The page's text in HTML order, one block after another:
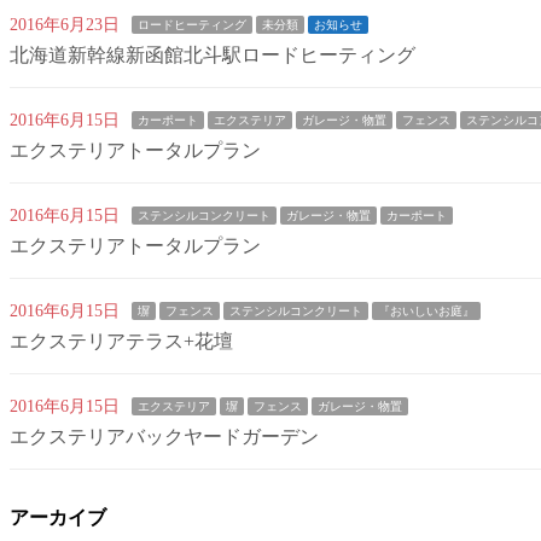
2016年6月23日 ロードヒーティング 未分類 お知らせ
北海道新幹線新函館北斗駅ロードヒーティング
2016年6月15日 カーポート エクステリア ガレージ・物置 フェンス ステンシル
エクステリアトータルプラン
2016年6月15日 ステンシルコンクリート ガレージ・物置 カーポート
エクステリアトータルプラン
2016年6月15日 塀 フェンス ステンシルコンクリート 『おいしいお庭』
エクステリアテラス+花壇
2016年6月15日 エクステリア 塀 フェンス ガレージ・物置
エクステリアバックヤードガーデン
アーカイブ